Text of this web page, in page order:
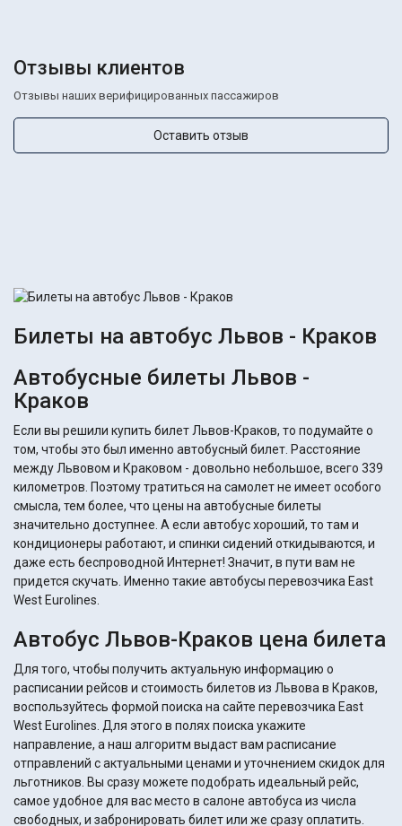
Отзывы клиентов
Отзывы наших верифицированных пассажиров
Оставить отзыв
Билеты на автобус Львов - Краков
Автобусные билеты Львов -
Краков
Если вы решили купить билет Львов-Краков, то подумайте о
том, чтобы это был именно автобусный билет. Расстояние
между Львовом и Краковом - довольно небольшое, всего 339
километров. Поэтому тратиться на самолет не имеет особого
смысла, тем более, что цены на автобусные билеты
значительно доступнее. А если автобус хороший, то там и
кондиционеры работают, и спинки сидений откидываются, и
даже есть беспроводной Интернет! Значит, в пути вам не
придется скучать. Именно такие автобусы перевозчика East
West Eurolines.
Автобус Львов-Краков цена билета
Для того, чтобы получить актуальную информацию о
расписании рейсов и стоимость билетов из Львова в Краков,
воспользуйтесь формой поиска на сайте перевозчика East
West Eurolines. Для этого в полях поиска укажите
направление, а наш алгоритм выдаст вам расписание
отправлений с актуальными ценами и уточнением скидок для
льготников. Вы сразу можете подобрать идеальный рейс,
самое удобное для вас место в салоне автобуса из числа
свободных, и забронировать билет или же сразу оплатить.